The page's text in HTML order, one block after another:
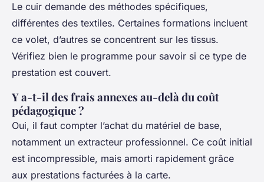
Le cuir demande des méthodes spécifiques,
différentes des textiles. Certaines formations incluent
ce volet, d’autres se concentrent sur les tissus.
Vérifiez bien le programme pour savoir si ce type de
prestation est couvert.
Y a-t-il des frais annexes au-delà du coût
pédagogique ?
Oui, il faut compter l’achat du matériel de base,
notamment un extracteur professionnel. Ce coût initial
est incompressible, mais amorti rapidement grâce
aux prestations facturées à la carte.